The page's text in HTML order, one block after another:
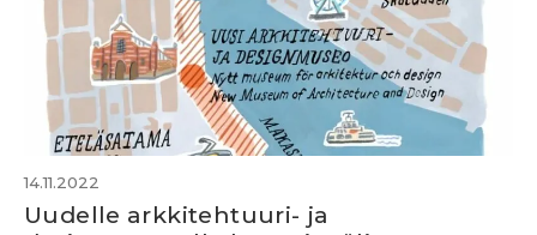
14.11.2022
Uudelle arkkitehtuuri- ja